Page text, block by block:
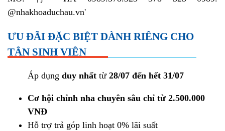
ƯU ĐÃI ĐẶC BIỆT DÀNH RIÊNG CHO
TÂN SINH VIÊN
Áp dụng duy nhất từ 28/07 đến hết 31/07
Cơ hội chỉnh nha chuyên sâu chỉ từ 2.500.000
VNĐ
Hỗ trợ trả góp linh hoạt 0% lãi suất